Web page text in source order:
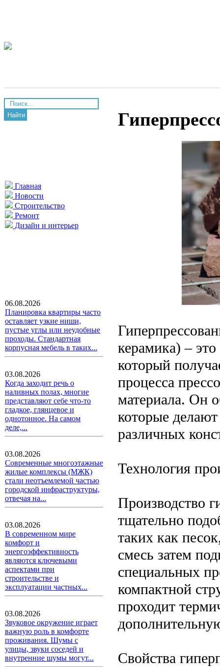
Найти
Главная
Новости
Строительство
Ремонт
Дизайн и интерьер
06.08.2026
Планировка квартиры часто
оставляет узкие ниши,
пустые углы или неудобные
проходы. Стандартная
корпусная мебель в таких...
03.08.2026
Когда заходит речь о
наливных полах, многие
представляют себе что-то
гладкое, глянцевое и
однотонное. На самом
деле,...
03.08.2026
Современные многоэтажные
жилые комплексы (МЖК)
стали неотъемлемой частью
городской инфраструктуры,
отвечая на...
03.08.2026
В современном мире
комфорт и
энергоэффективность
являются ключевыми
аспектами при
строительстве и
эксплуатации частных...
03.08.2026
Звуковое окружение играет
важную роль в комфорте
проживания. Шумы с
улицы, звуки соседей и
внутренние шумы могут...
керамика) –
который
процесса
материала. Он
которые
различных
Технология
Производство
тщательно
таких как
смесь затем
специальных
компактной
проходит
Свойства